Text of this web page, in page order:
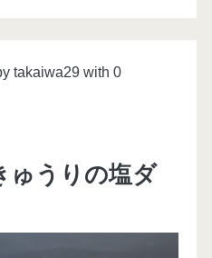
takaiwa29 with0
ゅうりの塩ダ